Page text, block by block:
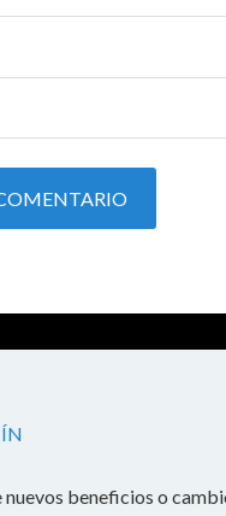
nuevos beneficios o